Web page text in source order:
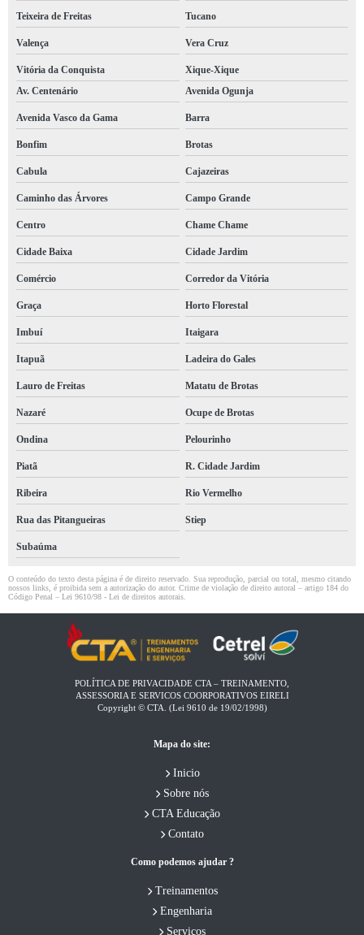
Teixeira de Freitas Tucano
Valença Vera Cruz
Vitória da Conquista
Xique-Xique
Av. Centenário
Avenida Ogunja
Avenida Vasco da Gama Barra
Bonfim Brotas
Cabula Cajazeiras
Caminho das Árvores Campo Grande
Centro Chame Chame
Cidade Baixa Cidade Jardim
Comércio Corredor da Vitória
Graça Horto Florestal
Imbuí Itaigara
Itapuã Ladeira do Gales
Lauro de Freitas Matatu de Brotas
Nazaré Ocupe de Brotas
Ondina Pelourinho
Piatã R. Cidade Jardim
Ribeira Rio Vermelho
Rua das Pitangueiras Stiep
Subaúma
O conteúdo do texto desta página é de direito reservado. Sua reprodução, parcial ou total, mesmo citando
nossos links, é proibida sem a autorização do autor. Crime de violação de direito autoral – artigo 184 do
Código Penal – Lei 9610/98 - Lei de direitos autorais
POLÍTICA DE PRIVACIDADE CTA – TREINAMENTO,
ASSESSORIA E SERVICOS COORPORATIVOS EIRELI​
Copyright © CTA. (Lei 9610 de 19/02/1998)
Mapa do site:
Inicio
Sobre nós
CTA Educação
Contato
Como podemos ajudar ?
Treinamentos
Engenharia
Serviços